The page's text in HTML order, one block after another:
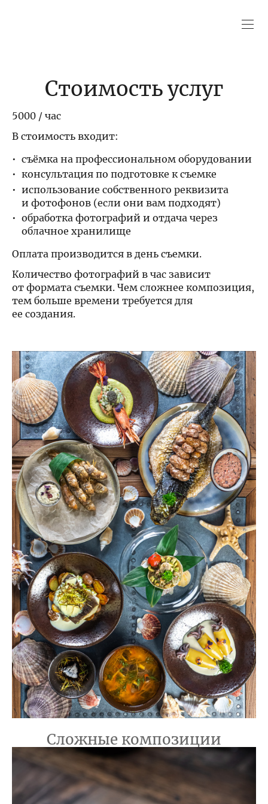
Стоимость услуг
5000 / час
В стоимость входит:
съёмка на профессиональном оборудовании
консультация по подготовке к съемке
использование собственного реквизита
и фотофонов (если они вам подходят)
обработка фотографий и отдача через
облачное хранилище
Оплата производится в день съемки.
Количество фотографий в час зависит
от формата съемки. Чем сложнее композиция,
тем больше времени требуется для
ее создания.
Сложные композиции